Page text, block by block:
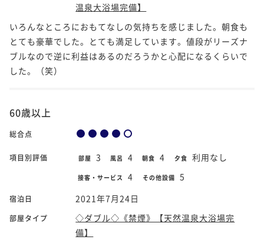
温泉大浴場完備】
いろんなところにおもてなしの気持ちを感じました。朝食も
とても豪華でした。とても満足しています。値段がリーズナ
ブルなので逆に利益はあるのだろうかと心配になるくらいで
した。（笑）
60歳以上
総合点
項目別評価 部屋 3 風呂 4 朝食 4 夕食 利用なし
接客・サービス 4 その他設備 5
宿泊日 2021年7月24日
部屋タイプ
◇ダブル◇《禁煙》【天然温泉大浴場完
備】